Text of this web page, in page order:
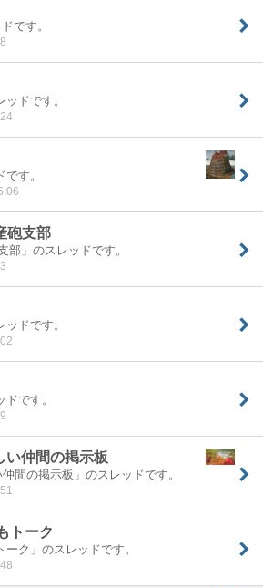
です。
ッドです。
す。
砲支部
部」のスレッドです。
ッドです。
です。
い仲間の掲示板
間の掲示板」のスレッドです。
トーク
ーク」のスレッドです。